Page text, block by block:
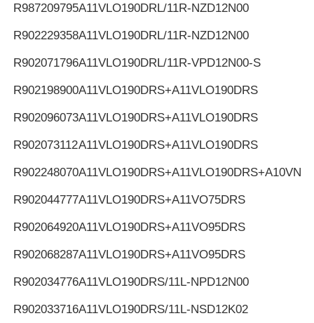
R987209795A11VLO190DRL/11R-NZD12N00
R902229358A11VLO190DRL/11R-NZD12N00
R902071796A11VLO190DRL/11R-VPD12N00-S
R902198900A11VLO190DRS+A11VLO190DRS
R902096073A11VLO190DRS+A11VLO190DRS
R902073112A11VLO190DRS+A11VLO190DRS
R902248070
R902044777A11VLO190DRS+A11VO75DRS
R902064920A11VLO190DRS+A11VO95DRS
R902068287A11VLO190DRS+A11VO95DRS
R902034776A11VLO190DRS/11L-NPD12N00
R902033716A11VLO190DRS/11L-NSD12K02